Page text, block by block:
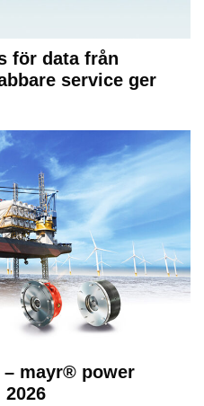
för data från
service ger
mayr® power